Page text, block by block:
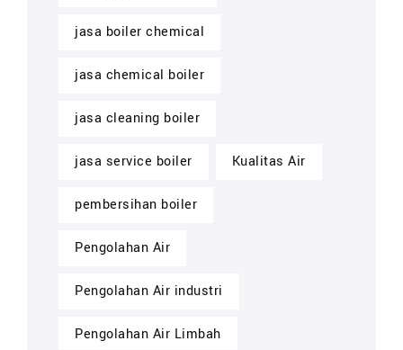
jasa boiler chemical
jasa chemical boiler
jasa cleaning boiler
jasa service boiler Kualitas Air
pembersihan boiler
Pengolahan Air
Pengolahan Air industri
Pengolahan Air Limbah